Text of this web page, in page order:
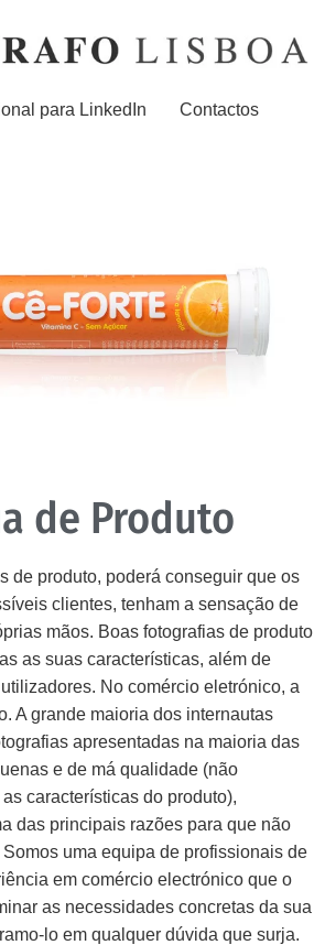
para LinkedIn Contactos
de Produto
de produto, poderá conseguir que os
clientes, tenham a sensação de
mãos. Boas fotografias de produto
as suas características, além de
No comércio eletrónico, a
A grande maioria dos internautas
apresentadas na maioria das
e de má qualidade (não
características do produto),
das principais razões para que não
uma equipa de profissionais de
em comércio electrónico que o
as necessidades concretas da sua
lo em qualquer dúvida que surja.